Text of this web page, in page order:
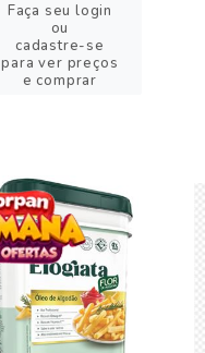
Faça seu login
ou
cadastre-se
para ver preços
e comprar